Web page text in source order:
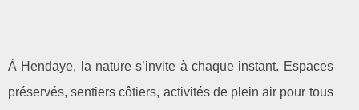
À Hendaye, la nature s’invite à chaque instant. Espaces
préservés, sentiers côtiers, activités de plein air pour tous